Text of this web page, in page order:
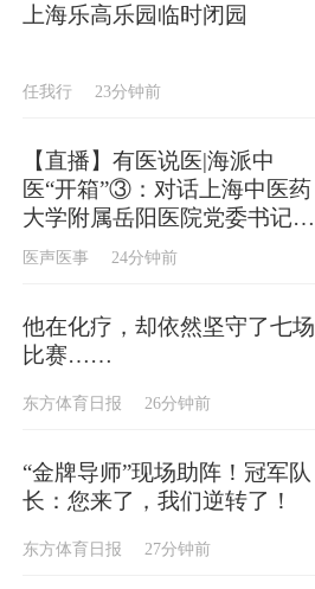
上海乐高乐园临时闭园
任我行 23分钟前
【直播】有医说医|海派中
医“开箱”③：对话上海中医药
大学附属岳阳医院党委书记姚
政
医声医事 24分钟前
他在化疗，却依然坚守了七场
比赛……
东方体育日报 26分钟前
“金牌导师”现场助阵！冠军队
长：您来了，我们逆转了！
东方体育日报 27分钟前